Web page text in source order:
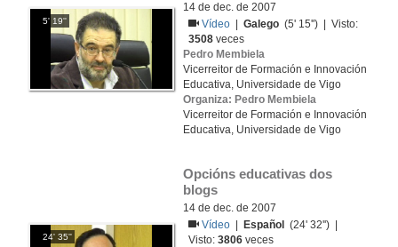
5' 19''
14 de dec. de 2007
Vídeo
|Galego (5' 15'') | Visto:
3508 veces
Pedro Membiela
Vicerreitor de Formación e Innovación
Educativa, Universidade de Vigo
Organiza: Pedro Membiela
Vicerreitor de Formación e Innovación
Educativa, Universidade de Vigo
24' 35''
Opcións educativas dos
blogs
14 de dec. de 2007
Vídeo
Español
(24' 32'') |
Visto:3806 veces